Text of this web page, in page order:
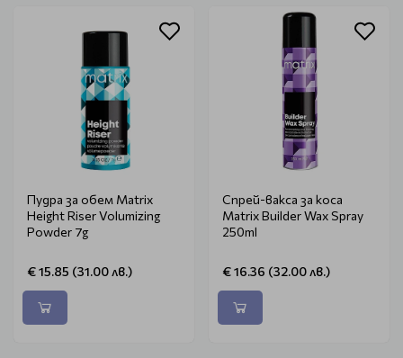
Пудра за обем Matrix
Height Riser Volumizing
Powder 7g
€ 15.85 (31.00 лв.)
Спрей-вакса за коса
Matrix Builder Wax Spray
250ml
€ 16.36 (32.00 лв.)